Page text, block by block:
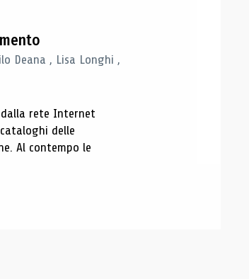
Deana , Lisa Longhi ,
dalla rete Internet
delle
Al contempo le